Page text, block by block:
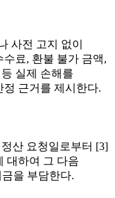
사전 고지 없이
료, 환불 불가 금액,
실제 손해를
근거를 제시한다.
산 요청일로부터 [3]
대하여 그 다음
을 부담한다.